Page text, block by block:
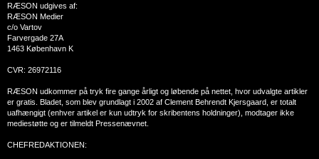
RÆSON udgives af:
RÆSON Medier
c/o Vartov
Farvergade 27A
1463 København K
CVR: 26972116
RÆSON udkommer på tryk fire gange årligt og løbende på nettet, hvor udvalgte artikler
er gratis. Bladet, som blev grundlagt i 2002 af Clement Behrendt Kjersgaard, er totalt
uafhængigt (enhver artikel er kun udtryk for skribentens holdninger), modtager ikke
mediestøtte og er tilmeldt Pressenævnet.
CHEFREDAKTIONEN: